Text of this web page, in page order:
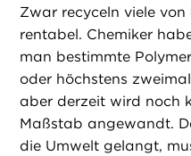
Zwar recyceln viele
rentabel. Chemiker
man bestimmte
oder höchstens
aber derzeit wird noch
Maßstab angewandt.
die Umwelt gelangt,